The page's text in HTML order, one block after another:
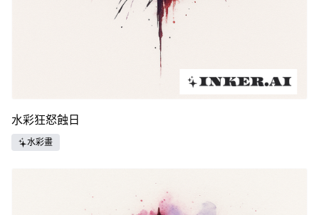
水彩狂怒蝕日
水彩畫